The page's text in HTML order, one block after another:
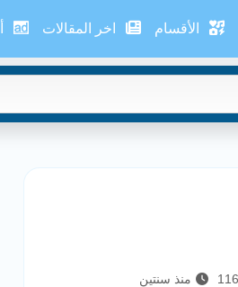
الأقسام اخر المقالات
منذ سنتين